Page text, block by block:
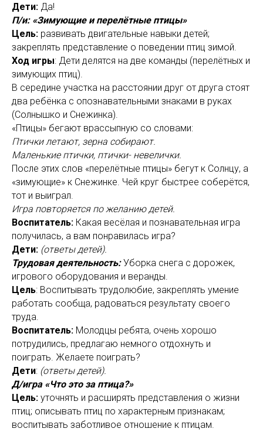
Дети: Да!
П/и: «Зимующие и перелётные птицы»
Цель: развивать двигательные навыки детей;
закреплять представление о поведении птиц зимой.
Ход игры: Дети делятся на две команды (перелётных и
зимующих птиц).
В середине участка на расстоянии друг от друга стоят
два ребёнка с опознавательными знаками в руках
(Солнышко и Снежинка).
«Птицы» бегают врассыпную со словами:
Птички летают, зерна собирают.
Маленькие птички, птички- невелички.
После этих слов «перелётные птицы» бегут к Солнцу, а
«зимующие» к Снежинке. Чей круг быстрее соберётся,
тот и выиграл.
Игра повторяется по желанию детей.
Воспитатель: Какая весёлая и познавательная игра
получилась, а вам понравилась игра?
Дети: (ответы детей).
Трудовая деятельность:Уборка снега с дорожек,
игрового оборудования и веранды.
Цель: Воспитывать трудолюбие, закреплять умение
работать сообща, радоваться результату своего
труда.
Воспитатель: Молодцы ребята, очень хорошо
потрудились, предлагаю немного отдохнуть и
поиграть. Желаете поиграть?
Дети: (ответы детей).
Д/игра «Что это за птица?»
Цель: уточнять и расширять представления о жизни
птиц; описывать птиц по характерным признакам;
воспитывать заботливое отношение к птицам.